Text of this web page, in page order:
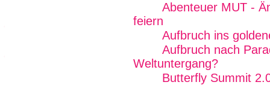
Abenteuer MUT -
feiern
Aufbruch ins
Aufbruch nach
Weltuntergang?
Butterfly Summit